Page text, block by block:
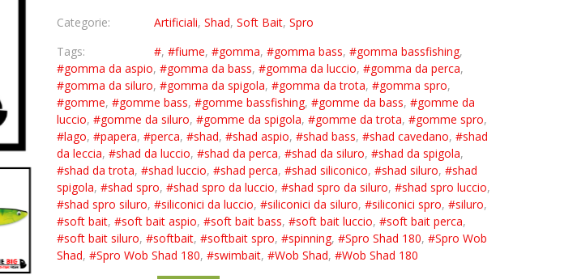
Categorie:
Artificiali, Shad, Soft Bait, Spro
Tags:
#, #fiume, #gomma, #gomma bass, #gomma bassfishing,
#gomma da aspio, #gomma da bass, #gomma da luccio, #gomma da perca,
#gomma da siluro, #gomma da spigola, #gomma da trota, #gomma spro,
#gomme, #gomme bass, #gomme bassfishing, #gomme da bass, #gomme da
luccio, #gomme da siluro, #gomme da spigola, #gomme da trota, #gomme spro,
#lago, #papera, #perca, #shad, #shad aspio, #shad bass, #shad cavedano, #shad
da leccia, #shad da luccio, #shad da perca, #shad da siluro, #shad da spigola,
#shad da trota, #shad luccio, #shad perca, #shad siliconico, #shad siluro, #shad
spigola, #shad spro, #shad spro da luccio, #shad spro da siluro, #shad spro luccio,
#shad spro siluro, #siliconici da luccio, #siliconici da siluro, #siliconici spro, #siluro,
#soft bait, #soft bait aspio, #soft bait bass, #soft bait luccio, #soft bait perca,
#soft bait siluro, #softbait, #softbait spro, #spinning, #Spro Shad 180, #Spro Wob
Shad, #Spro Wob Shad 180, #swimbait, #Wob Shad, #Wob Shad 180